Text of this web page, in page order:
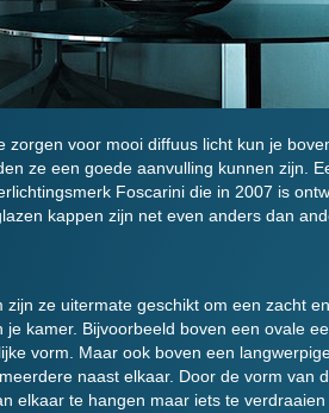
zorgen voor mooi diffuus licht kun je
ze een goede aanvulling kunnen zijn.
Foscarini die in 2007 is
kappen zijn net even anders dan
zijn ze uitermate geschikt om een zacht
je kamer. Bijvoorbeeld boven een ovale
vorm. Maar ook boven een
naast elkaar. Door de vorm van
elkaar te hangen maar iets te